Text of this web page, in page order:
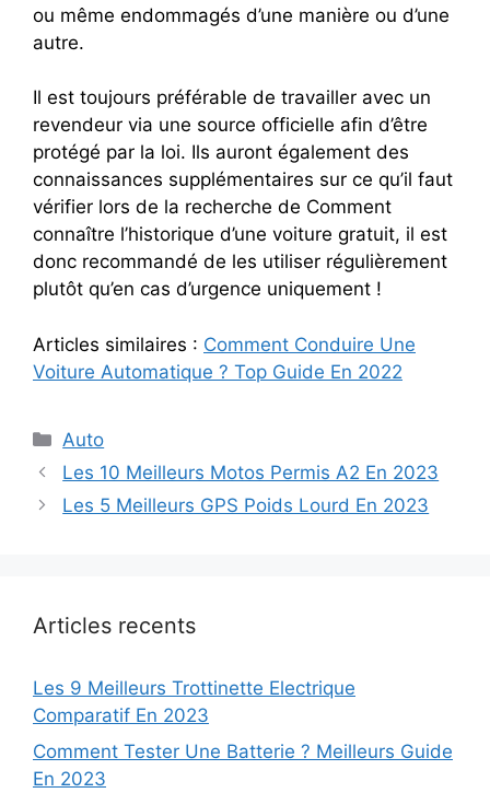
ou même endommagés d’une manière ou d’une
autre.
Il est toujours préférable de travailler avec un
revendeur via une source officielle afin d’être
protégé par la loi. Ils auront également des
connaissances supplémentaires sur ce qu’il faut
vérifier lors de la recherche de Comment
connaître l’historique d’une voiture gratuit, il est
donc recommandé de les utiliser régulièrement
plutôt qu’en cas d’urgence uniquement !
Articles similaires : Comment Conduire Une
Voiture Automatique ? Top Guide En 2022
Categories
Auto
Les 10 Meilleurs Motos Permis A2 En 2023
Les 5 Meilleurs GPS Poids Lourd En 2023
Articles recents
Les 9 Meilleurs Trottinette Electrique
Comparatif En 2023
Comment Tester Une Batterie ? Meilleurs Guide
En 2023